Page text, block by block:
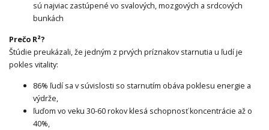
sú najviac zastúpené vo svalových, mozgových a srdcových
bunkách
Prečo R²?
Štúdie preukázali, že jedným z prvých príznakov starnutia u ľudí je
pokles vitality:
86% ľudí sa v súvislosti so starnutím obáva poklesu energie a
výdrže,
ľuďom vo veku 30-60 rokov klesá schopnosť koncentrácie až o
40%,